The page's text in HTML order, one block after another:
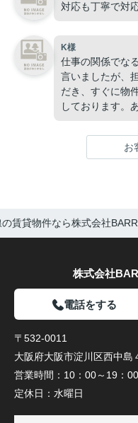
対応も丁寧で対
K様
仕事の関係でな
言いましたが、
だき、すぐに物
しております。
お
賃貸物件なら株式会社
株式会社
電話をする
〒532-0011
大阪府大阪市淀川区西中島
営業時間： 10：00～19：00
定休日： 水曜日